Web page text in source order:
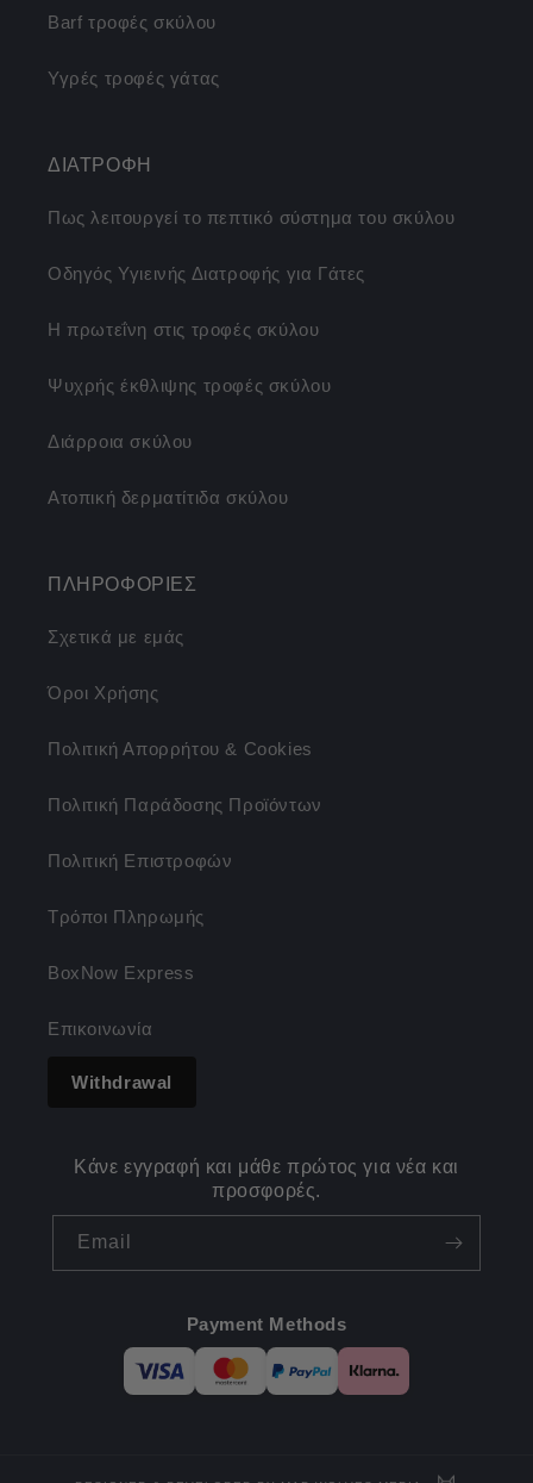
Barf τροφές σκύλου
Υγρές τροφές γάτας
ΔΙΑΤΡΟΦΗ
Πως λειτουργεί το πεπτικό σύστημα του σκύλου
Οδηγός Υγιεινής Διατροφής για Γάτες
Η πρωτεΐνη στις τροφές σκύλου
Ψυχρής έκθλιψης τροφές σκύλου
Διάρροια σκύλου
Ατοπική δερματίτιδα σκύλου
ΠΛΗΡΟΦΟΡΙΕΣ
Σχετικά με εμάς
Όροι Χρήσης
Πολιτική Απορρήτου & Cookies
Πολιτική Παράδοσης Προϊόντων
Πολιτική Επιστροφών
Τρόποι Πληρωμής
BoxNow Express
Επικοινωνία
Withdrawal
Κάνε εγγραφή και μάθε πρώτος για νέα και
προσφορές.
Email
Payment Methods